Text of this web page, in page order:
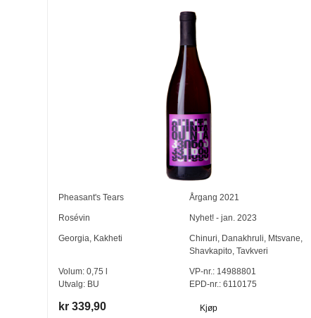
Pheasant's Tears Årgang 2021
Rosévin Nyhet! - jan. 2023
Georgia, Kakheti Chinuri, Danakhruli, Mtsvane,
Shavkapito, Tavkveri
Volum:0,75
Utvalg: BU
VP-nr.:14988801
EPD-nr.: 6110175
kr 339,90 Kjøp